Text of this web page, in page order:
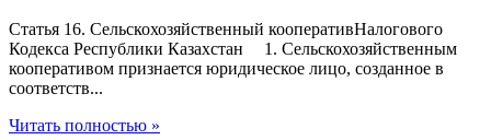
Статья 16. Сельскохозяйственный кооперативНалогового
Кодекса Республики Казахстан 1. Сельскохозяйственным
кооперативом признается юридическое лицо, созданное в
соответств...
Читать полностью »